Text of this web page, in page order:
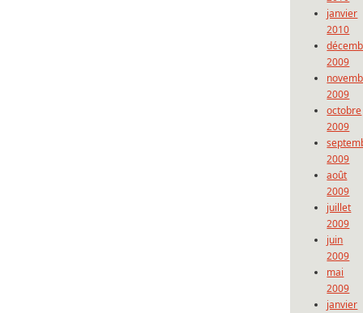
janvier
2010
2009
2009
octobre
2009
2009
août
2009
juillet
2009
juin
2009
mai
2009
janvier